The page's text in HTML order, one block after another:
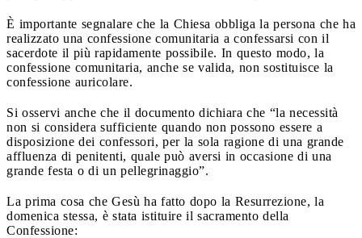
È importante segnalare che la Chiesa obbliga la persona che ha
realizzato una confessione comunitaria a confessarsi con il
sacerdote il più rapidamente possibile. In questo modo, la
confessione comunitaria, anche se valida, non sostituisce la
confessione auricolare.
Si osservi anche che il documento dichiara che “la necessità
non si considera sufficiente quando non possono essere a
disposizione dei confessori, per la sola ragione di una grande
affluenza di penitenti, quale può aversi in occasione di una
grande festa o di un pellegrinaggio”.
La prima cosa che Gesù ha fatto dopo la Resurrezione, la
domenica stessa, è stata istituire il sacramento della
Confessione: